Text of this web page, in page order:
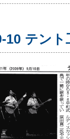
10 テント